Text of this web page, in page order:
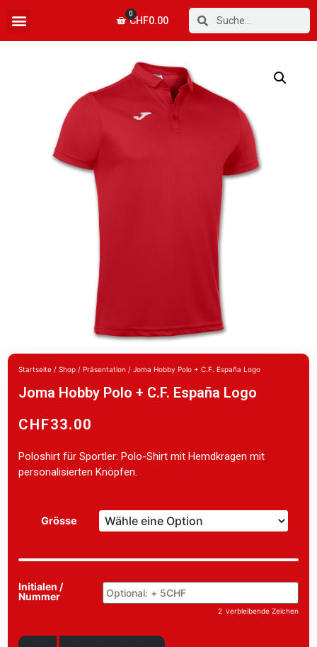
CHF0.00
0
Startseite / Shop / Präsentation / Joma Hobby Polo + C.F. España Logo
Joma Hobby Polo + C.F. España Logo
CHF33.00
Poloshirt für Sportler: Polo-Shirt mit Hemdkragen mit
personalisierten Knöpfen.
Grösse
Initialen /
Nummer
2 verbleibende Zeichen